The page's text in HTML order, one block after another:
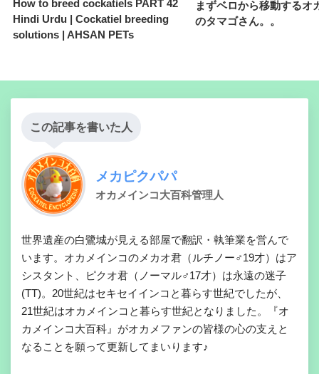
How to breed cockatiels PART 42
Hindi Urdu | Cockatiel breeding
solutions | AHSAN PETs
まずベロから移動するオ
のタマゴさん。。
この記事を書いた人
メカピクパパ
オカメインコ大百科管理人
世界遺産の白鷺城が見える部屋で翻訳・執筆業を営んで
います。オカメインコのメカオ君（ルチノー♂19才）はア
シスタント、ピクオ君（ノーマル♂17才）は永遠の迷子
(TT)。20世紀はセキセイインコと暮らす世紀でしたが、
21世紀はオカメインコと暮らす世紀となりました。『オ
カメインコ大百科』がオカメファンの皆様の心の支えと
なることを願って更新してまいります♪